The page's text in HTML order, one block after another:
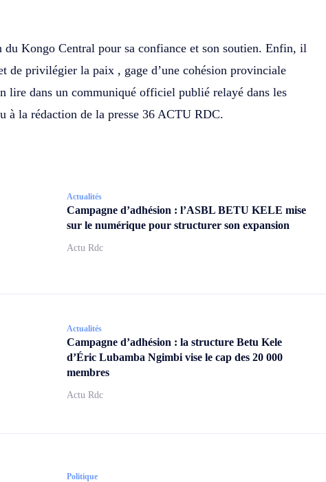
du Kongo Central pour sa confiance et son soutien. Enfin, il
de privilégier la paix , gage d’une cohésion provinciale
lire dans un communiqué officiel publié relayé dans les
à la rédaction de la presse 36 ACTU RDC.
Actualités
Campagne d’adhésion : l’ASBL BETU KELE mise
sur le numérique pour structurer son expansion
Actu Rdc
Actualités
Campagne d’adhésion : la structure Betu Kele
d’Éric Lubamba Ngimbi vise le cap des 20 000
membres
Actu Rdc
Politique